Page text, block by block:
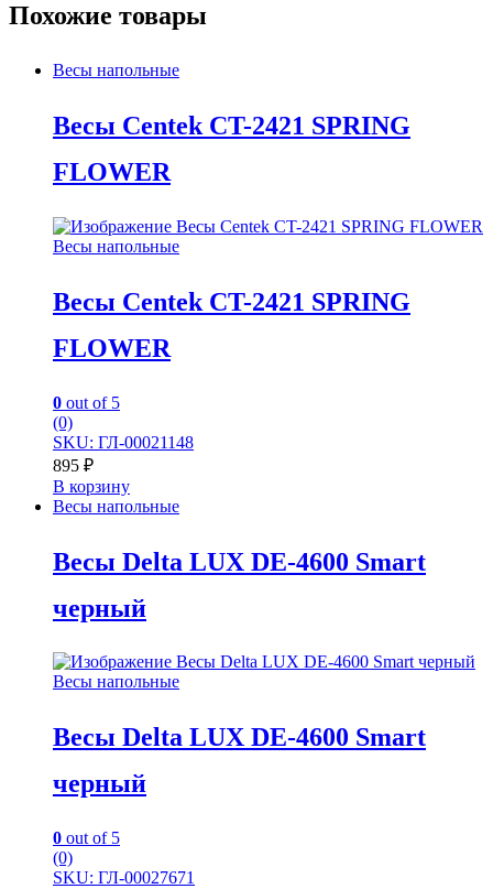
Похожие товары
Весы напольные
Весы Centek CT-2421 SPRING
FLOWER
Весы напольные
Весы Centek CT-2421 SPRING
FLOWER
0 out of 5
(0)
SKU: ГЛ-00021148
895 ₽
В корзину
Весы напольные
Весы Delta LUX DE-4600 Smart
черный
Весы напольные
Весы Delta LUX DE-4600 Smart
черный
0 out of 5
(0)
SKU: ГЛ-00027671